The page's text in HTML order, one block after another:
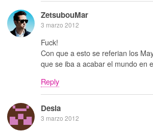
ZetsubouMar
3 marzo 2012
Fuck!
Con que a esto se referian los
que se iba a acabar el mundo en
Reply
Desia
3 marzo 2012